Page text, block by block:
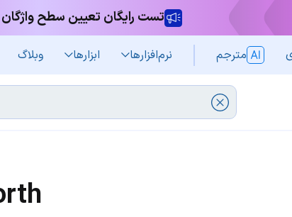
تست رایگان تعیین سطح
مترجم نرم‌افزار‌ها ابزارها وبلاگ